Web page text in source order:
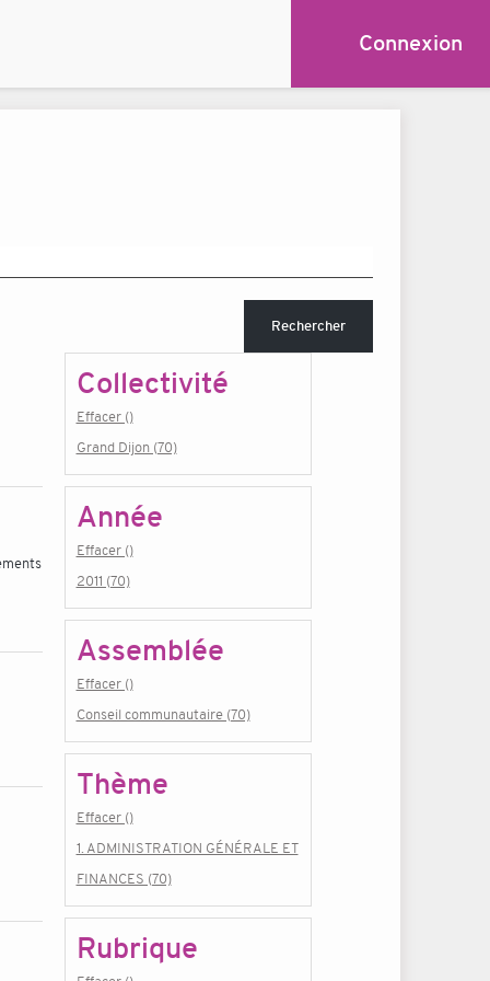
Connexion
Rechercher
Collectivité
Effacer ()
Grand Dijon (70)
Année
Effacer ()
2011 (70)
Assemblée
Effacer ()
Conseil communautaire (70)
Thème
Effacer ()
1. ADMINISTRATION GÉNÉRALE ET
FINANCES (70)
Rubrique